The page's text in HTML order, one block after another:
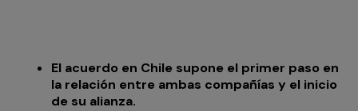
El acuerdo en Chile supone el primer paso en
la relación entre ambas compañías y el inicio
de su alianza.